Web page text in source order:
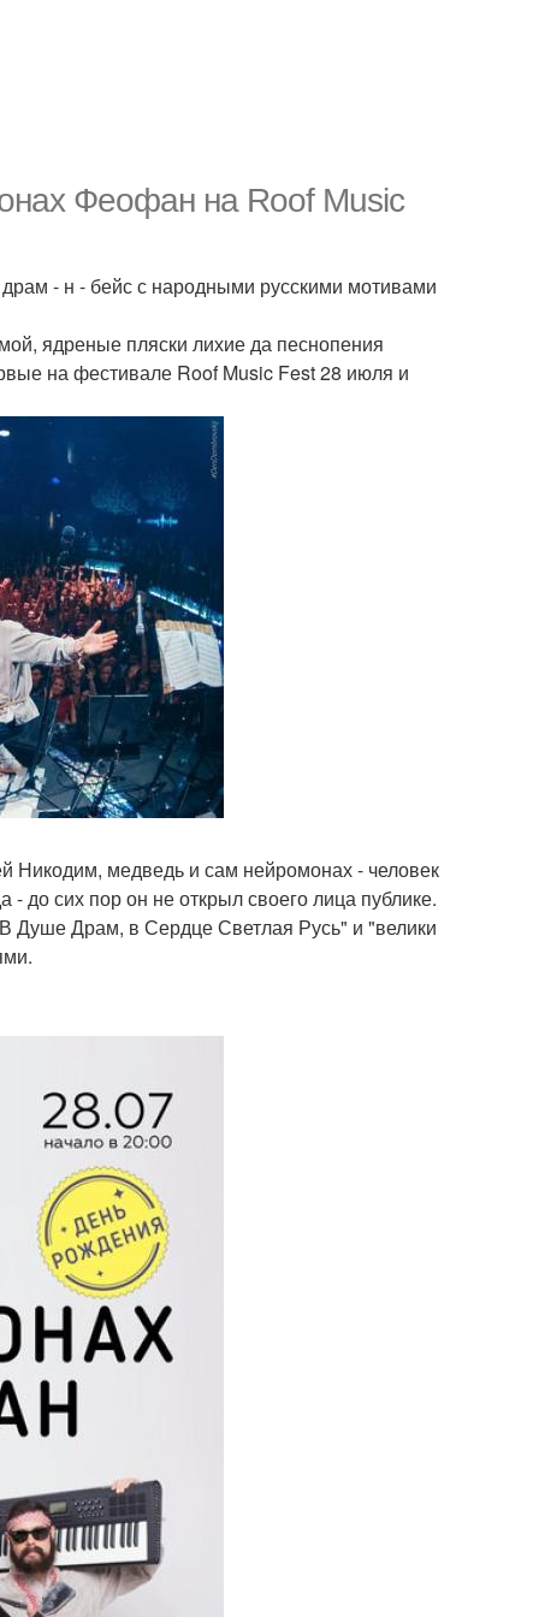
Феофан на Roof Music
- н - бейс с народными русскими мотивами
ядреные пляски лихие да песнопения
на фестивале Roof Music Fest 28 июля и
медведь и сам нейромонах - человек
до сих пор он не открыл своего лица публике.
Драм, в Сердце Светлая Русь" и "велики